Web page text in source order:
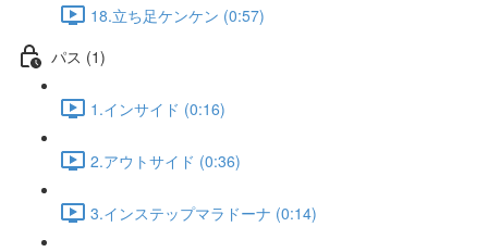
18.立ち足ケンケン (0:57)
パス (1)
1.インサイド (0:16)
2.アウトサイド (0:36)
3.インステップマラドーナ (0:14)